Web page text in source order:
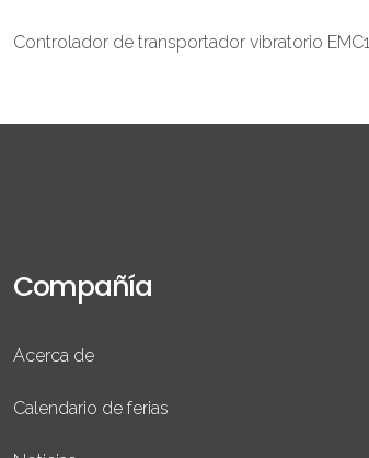
Controlador de transportador vibratorio EMC1
Compañía
Acerca de
Calendario de ferias